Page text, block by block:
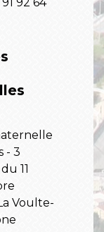
- 3
11
Voulte-